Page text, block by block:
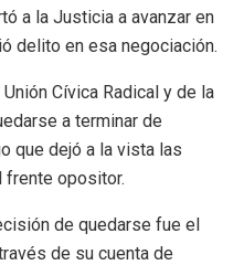
a la Justicia a avanzar en
delito en esa negociación.
Cívica Radical y de la
a terminar de
que dejó a la vista las
opositor.
de quedarse fue el
de su cuenta de